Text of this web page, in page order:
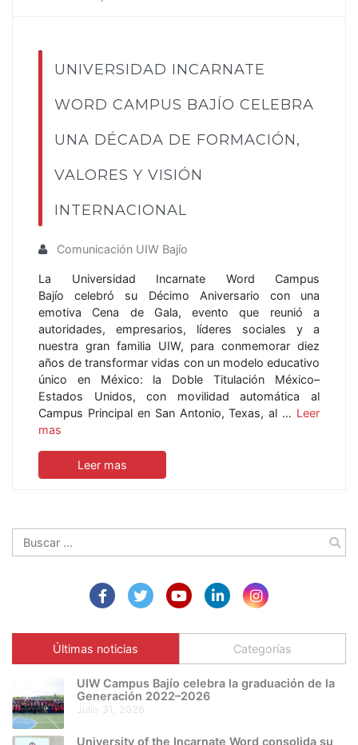
UNIVERSIDAD INCARNATE
WORD CAMPUS BAJÍO CELEBRA
UNA DÉCADA DE FORMACIÓN,
VALORES Y VISIÓN
INTERNACIONAL
Comunicación UIW Bajío
La Universidad Incarnate Word Campus
Bajío celebró su Décimo Aniversario con una
emotiva Cena de Gala, evento que reunió a
autoridades, empresarios, líderes sociales y a
nuestra gran familia UIW, para conmemorar diez
años de transformar vidas con un modelo educativo
único en México: la Doble Titulación México–
Estados Unidos, con movilidad automática al
Campus Principal en San Antonio, Texas, al … Leer
mas
Leer mas
Buscar:
Últimas noticias Categorías
UIW Campus Bajío celebra la graduación de la
Generación 2022–2026
julio 31, 2026
University of the Incarnate Word consolida su